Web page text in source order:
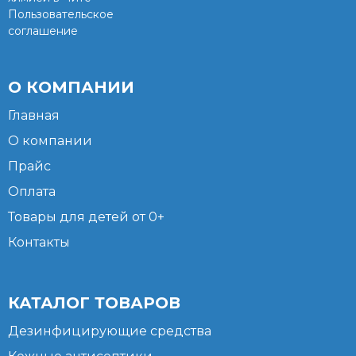
Пользовательское
соглашение
О КОМПАНИИ
Главная
О компании
Прайс
Оплата
Товары для детей от 0+
Контакты
КАТАЛОГ ТОВАРОВ
Дезинфицирующие средства